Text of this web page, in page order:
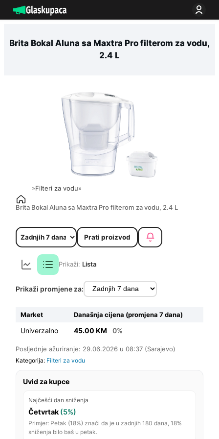
na
Brita Bokal Aluna sa Maxtra Pro filterom za vodu,
2.4 L
»Filteri za vodu»
Brita Bokal Aluna sa Maxtra Pro filterom za vodu, 2.4 L
Prati proizvod
Prikaži: Lista
Prikaži promjene za:
Market Današnja cijena (promjena 7 dana)
Univerzalno 45.00 KM 0%
Posljednje ažuriranje: 29.06.2026 u 08:37 (Sarajevo)
Kategorija: Filteri za vodu
Uvid za kupce
Najčešći dan sniženja
Četvrtak (5%)
Primjer: Petak (18%) znači da je u zadnjih 180 dana, 18%
sniženja bilo baš u petak.